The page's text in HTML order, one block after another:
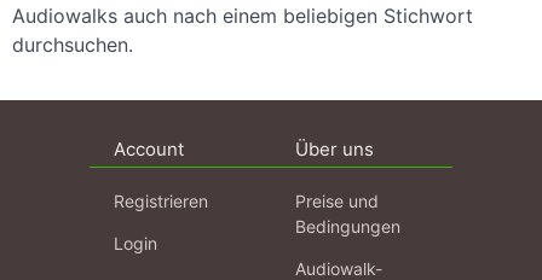
Audiowalks auch nach einem beliebigen Stichwort
durchsuchen.
Account
Registrieren
Login
Über uns
Preise und
Bedingungen
Audiowalk-